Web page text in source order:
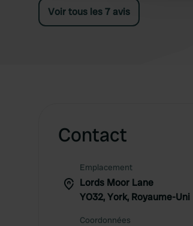
Voir tous les 7 avis
Contact
Emplacement
Lords Moor Lane
YO32, York, Royaume-Uni
Coordonnées